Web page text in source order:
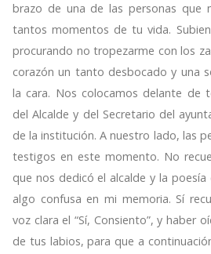
brazo de una de las personas que
tantos momentos de tu vida.
procurando no tropezarme con los
corazón un tanto desbocado y una
la cara. Nos colocamos delante de
del Alcalde y del Secretario del
de la institución. A nuestro lado, las
testigos en este momento. No
que nos dedicó el alcalde y la
algo confusa en mi memoria. Sí
voz clara el “Sí, Consiento”, y haber
de tus labios, para que a